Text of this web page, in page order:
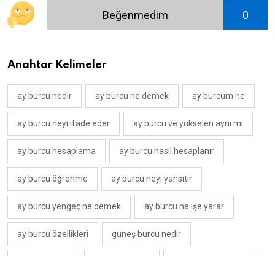
Beğenmedim 0
Anahtar Kelimeler
ay burcu nedir ay burcu ne demek ay burcum ne
ay burcu neyi ifade eder ay burcu ve yükselen aynı mı
ay burcu hesaplama ay burcu nasıl hesaplanır
ay burcu öğrenme ay burcu neyi yansıtır
ay burcu yengeç ne demek ay burcu ne işe yarar
ay burcu özellikleri güneş burcu nedir